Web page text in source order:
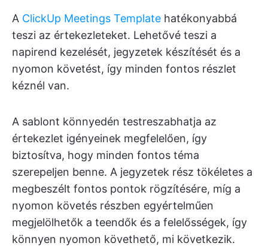
A ClickUp Meetings Template hatékonyabbá
teszi az értekezleteket. Lehetővé teszi a
napirend kezelését, jegyzetek készítését és a
nyomon követést, így minden fontos részlet
kéznél van.
A sablont könnyedén testreszabhatja az
értekezlet igényeinek megfelelően, így
biztosítva, hogy minden fontos téma
szerepeljen benne. A jegyzetek rész tökéletes a
megbeszélt fontos pontok rögzítésére, míg a
nyomon követés részben egyértelműen
megjelölhetők a teendők és a felelősségek, így
könnyen nyomon követhető, mi következik.